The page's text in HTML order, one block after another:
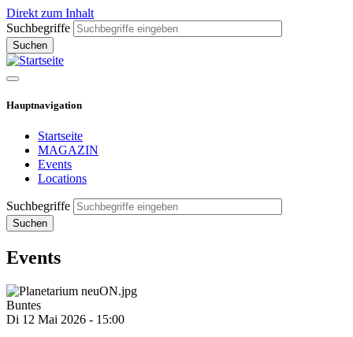
Direkt zum Inhalt
Suchbegriffe
Hauptnavigation
Startseite
MAGAZIN
Events
Locations
Suchbegriffe
Events
Buntes
Di 12 Mai 2026 - 15:00